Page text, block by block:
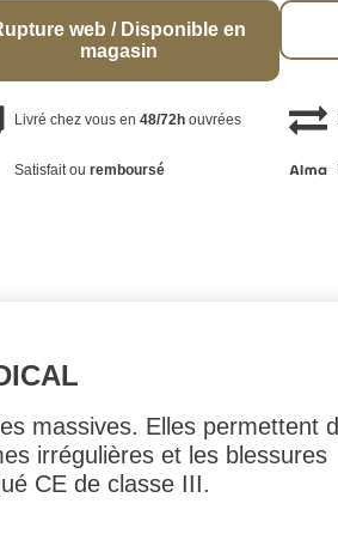
web / Disponible en
magasin
Livré chez vous en48/72h ouvrées
Satisfait ouremboursé
massives. Elles permettent
irrégulières et les blessures
CE de classe III.